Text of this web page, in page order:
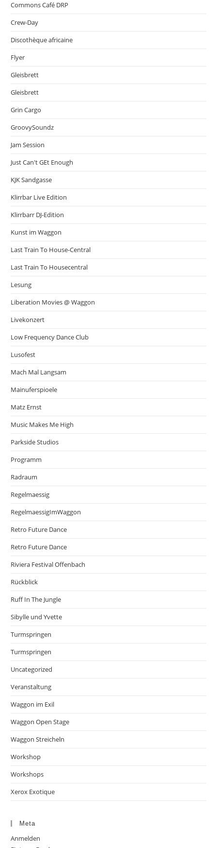
Commons Café DRP
Crew-Day
Discothèque africaine
Flyer
Gleisbrett
Gleisbrett
Grin Cargo
GroovySoundz
Jam Session
Just Can't GEt Enough
KJK Sandgasse
Klirrbar Live Edition
Klirrbarr DJ-Edition
Kunst im Waggon
Last Train To House-Central
Last Train To Housecentral
Lesung
Liberation Movies @ Waggon
Livekonzert
Low Frequency Dance Club
Lusofest
Mach Mal Langsam
Mainuferspioele
Matz Ernst
Music Makes Me High
Parkside Studios
Programm
Radraum
Regelmaessig
RegelmaessigImWaggon
Retro Future Dance
Retro Future Dance
Riviera Festival Offenbach
Rückblick
Ruff In The Jungle
Sibylle und Yvette
Turmspringen
Turmspringen
Uncategorized
Veranstaltung
Waggon im Exil
Waggon Open Stage
Waggon Streicheln
Workshop
Workshops
Xerox Exotique
Meta
Anmelden